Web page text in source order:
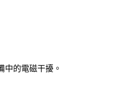
中的電磁干擾。